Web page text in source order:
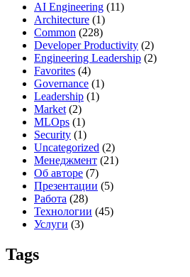
AI Engineering (11)
Architecture (1)
Common (228)
Developer Productivity (2)
Engineering Leadership (2)
Favorites (4)
Governance (1)
Leadership (1)
Market (2)
MLOps (1)
Security (1)
Uncategorized (2)
Менеджмент (21)
Об авторе (7)
Презентации (5)
Работа (28)
Технологии (45)
Услуги (3)
Tags